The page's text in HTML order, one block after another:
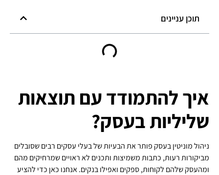
תוכן עניינים
איך להתמודד עם תוצאות
שליליות בעסק?
ניהול מוניטין בעסק פותר את הבעיות של בעלי עסקים רבים שסובלים
מביקורות רעות, כתבות משמיצות ותכנים לא ראויים שמרחיקים מהם
ומהעסק שלהם לקוחות, ספקים ואפילו בנקים. אנחנו כאן כדי להציע